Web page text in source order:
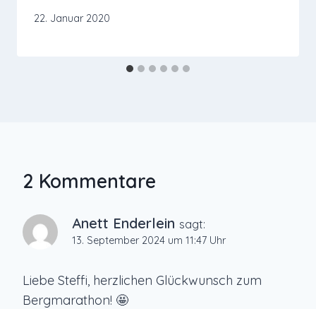
22. Januar 2020
2 Kommentare
Anett Enderlein sagt:
13. September 2024 um 11:47 Uhr
Liebe Steffi, herzlichen Glückwunsch zum
Bergmarathon! 🤩